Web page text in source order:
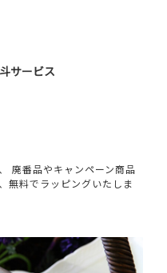
サービス
廃番品やキャンペーン商品
無料でラッピングいたしま